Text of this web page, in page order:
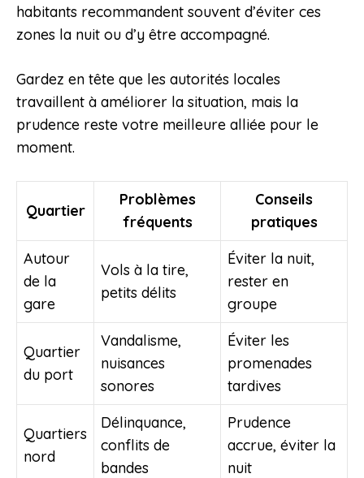
habitants recommandent souvent d’éviter ces
zones la nuit ou d’y être accompagné.
Gardez en tête que les autorités locales
travaillent à améliorer la situation, mais la
prudence reste votre meilleure alliée pour le
moment.
Quartier
Problèmes
fréquents
Conseils
pratiques
Autour
de la
gare
Vols à la tire,
petits délits
Éviter la nuit,
rester en
groupe
Quartier
du port
Vandalisme,
nuisances
sonores
Éviter les
promenades
tardives
Quartiers
nord
Délinquance,
conflits de
bandes
Prudence
accrue, éviter la
nuit